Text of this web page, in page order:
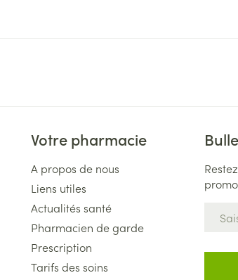
Votre pharmacie
A propos de nous
Liens utiles
Actualités santé
Pharmacien de garde
Prescription
Tarifs des soins